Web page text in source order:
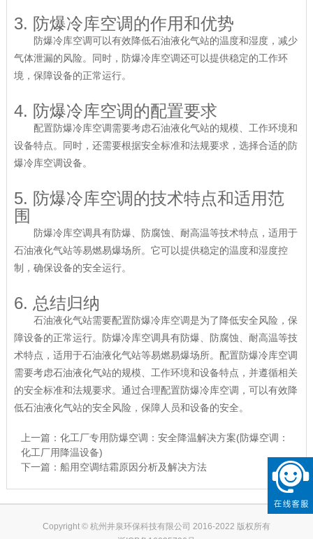
3. 防爆冷库空调的作用和优势
防爆冷库空调可以有效降低石油液化气站的温度和湿度，减少
气体泄漏的风险。同时，防爆冷库空调还可以提供稳定的工作环
境，保障设备的正常运行。
4. 防爆冷库空调的配置要求
配置防爆冷库空调需要考虑石油液化气站的规模、工作环境和
设备特点。同时，还需要根据安全标准和法规要求，选择合适的防
爆冷库空调设备。
5. 防爆冷库空调的技术特点和适用范
围
防爆冷库空调具有防爆、防腐蚀、耐高温等技术特点，适用于
石油液化气站等易燃易爆场所。它可以提供稳定的温度和湿度控
制，确保设备的安全运行。
6. 总结归纳
石油液化气站需要配置防爆冷库空调是为了降低安全风险，保
障设备的正常运行。防爆冷库空调具有防爆、防腐蚀、耐高温等技
术特点，适用于石油液化气站等易燃易爆场所。配置防爆冷库空调
需要考虑石油液化气站的规模、工作环境和设备特点，并遵循相关
的安全标准和法规要求。通过合理配置防爆冷库空调，可以有效降
低石油液化气站的安全风险，保障人员和设备的安全。
上一篇： 化工厂专用防爆空调：安全降温解决方案(防爆空调：
化工厂用降温设备)
下一篇： 船用空调结霜原因分析及解决方法
Copyright © 杭州井泉环保科技有限公司 2016-2022 版权所有